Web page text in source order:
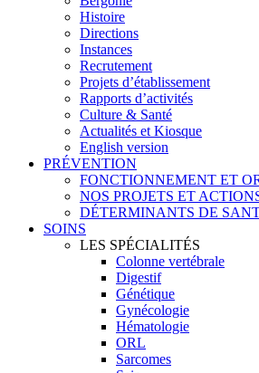
Histoire
Directions
Instances
Recrutement
Projets d’établissement
Rapports d’activités
Culture & Santé
Actualités et Kiosque
English version
PRÉVENTION
FONCTIONNEMENT ET
NOS PROJETS ET
DÉTERMINANTS DE
SOINS
LES SPÉCIALITÉS
Colonne vertébrale
Digestif
Génétique
Gynécologie
Hématologie
ORL
Sarcomes